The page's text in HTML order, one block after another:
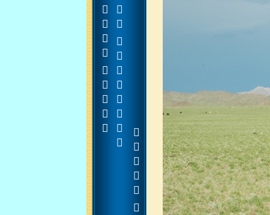











































